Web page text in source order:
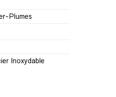
Plumes
Inoxydable